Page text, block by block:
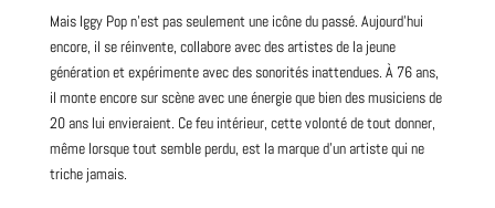
Mais Iggy Pop n’est pas seulement une icône du passé. Aujourd’hui
encore, il se réinvente, collabore avec des artistes de la jeune
génération et expérimente avec des sonorités inattendues. À 76 ans,
il monte encore sur scène avec une énergie que bien des musiciens de
20 ans lui envieraient. Ce feu intérieur, cette volonté de tout donner,
même lorsque tout semble perdu, est la marque d’un artiste qui ne
triche jamais.